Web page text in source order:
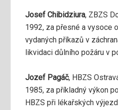
Josef Chibidziura, ZBZS
1992, za přesné a vysoce
vydaných příkazů v
likvidaci důlního požáru v
Jozef Pagáč, HBZS
1985, za příkladný výkon
HBZS při lékařských